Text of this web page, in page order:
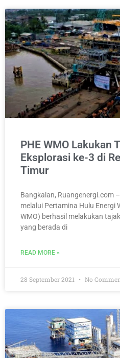
PHE WMO Lakukan
Eksplorasi ke-3 di
Timur
Bangkalan, Ruangenergi.com
melalui Pertamina Hulu Energi
WMO) berhasil melakukan
yang berada di
READ MORE »
28 September 2021 No